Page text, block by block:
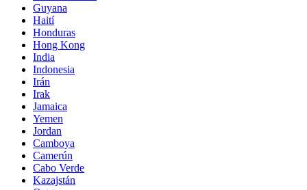
Guyana
Haití
Honduras
Hong Kong
India
Indonesia
Irán
Irak
Jamaica
Yemen
Jordan
Camboya
Camerún
Cabo Verde
Kazajstán